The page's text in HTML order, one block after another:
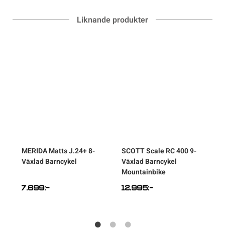
Liknande produkter
MERIDAMatts J.24+ 8-
Växlad Barncykel
7.699:-
SCOTTScale RC 400 9-
Växlad Barncykel
Mountainbike
12.995:-